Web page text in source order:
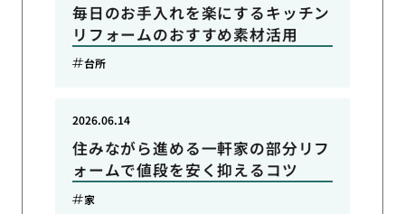
毎日のお手入れを楽にするキッチン
リフォームのおすすめ素材活用
台所
住みながら進める一軒家の部分リフ
ォームで値段を安く抑えるコツ
2026.06.14
家